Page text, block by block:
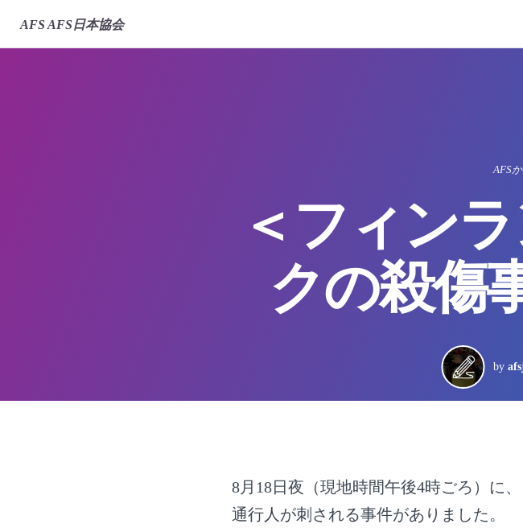
AFS AFS日本協会
AFS
＜フィン
クの殺傷
by
8月18日夜（現地時間午後4時ごろ）に
通行人が刺される事件がありました。